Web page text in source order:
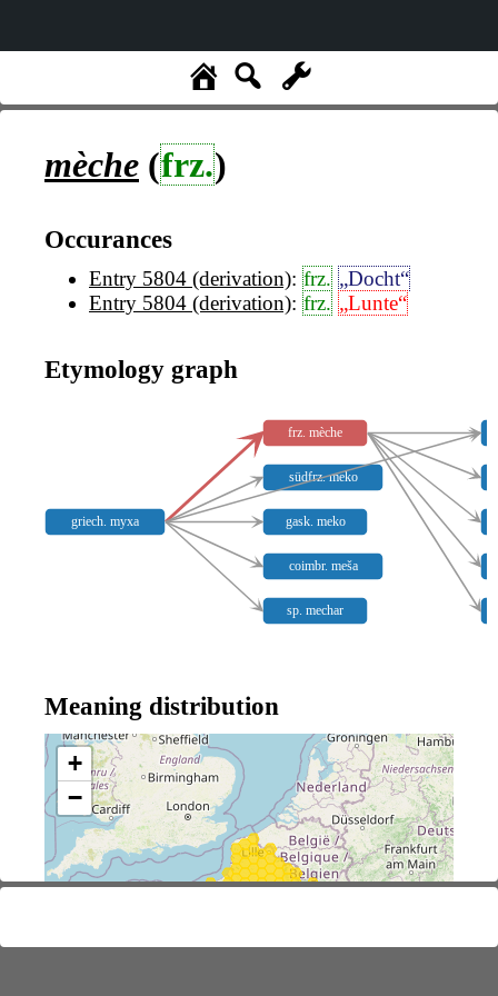
mèche (frz.)
Occurances
Entry 5804 (derivation): frz. „Docht“
Entry 5804 (derivation): frz. „Lunte“
Etymology graph
griech. myxa
frz. mèche
südfrz. meko
gask. meko
coimbr. meša
sp. mechar
Meaning distribution
+
−